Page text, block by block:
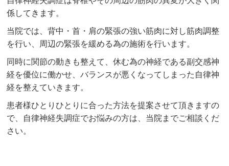
係してきます。
当院では、背中・首・肩の緊張の強い筋肉に対し筋肉調整
を行い、周辺の緊張を緩める為の施術を行います。
同時に関節の動きも整えて、休む為の神経である副交感神
経を優位に働かせ、バランスが悪くなってしまった自律神
経を整えていきます。
患者様ひとりひとりに合った方法を提案させて頂きますの
で、自律神経失調症でお悩みの方は、当院までご相談くだ
さい。